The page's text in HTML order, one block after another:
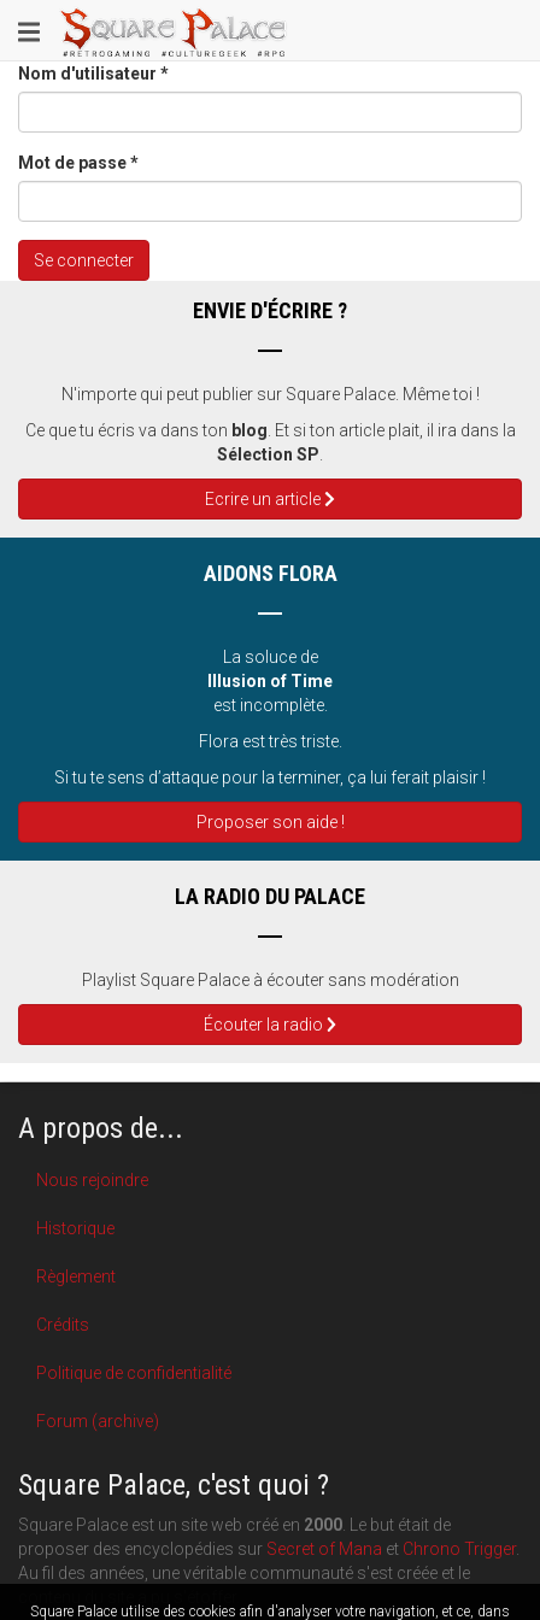
Square Palace utilise des cookies afin d'analyser votre navigation, et ce, dans
au
contenu
principal
Toggle
navigation
Nom d'utilisateur *
Mot de passe*
Se connecter
ENVIE D'ÉCRIRE ?
N'importe qui peut publier sur Square Palace. Même toi !
Ce que tu écris va dans ton blog . Et si ton article plait, il ira dans la
Sélection SP
Ecrire un article
AIDONS FLORA
La soluce de
Illusion of Time
est incomplète.
Flora est très triste.
Si tu te sens d’attaque pour la terminer, ça lui ferait plaisir !
Proposer son aide !
LA RADIO DU PALACE
Playlist Square Palace à écouter sans modération
Écouter la radio
A propos de...
Nous rejoindre
Historique
Règlement
Crédits
Politique de confidentialité
Forum (archive)
Square Palace, c'est quoi ?
Square Palace est un site web créé en 2000 . Le but était de
proposer des encyclopédies sur Secret of Mana et Chrono Trigger.
Au fil des années, une véritable communauté s'est créée et le